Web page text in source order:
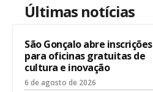
Últimas notícias
São Gonçalo abre inscrições
para oficinas gratuitas de
cultura e inovação
6 de agosto de 2026